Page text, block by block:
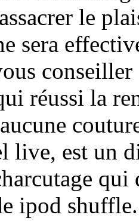
le
sera
réussi la
live, est un
ipod